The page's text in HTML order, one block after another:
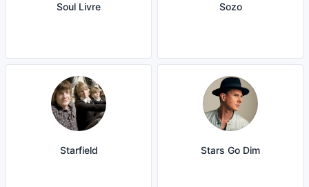
Soul Livre Sozo
Starfield Stars Go Dim